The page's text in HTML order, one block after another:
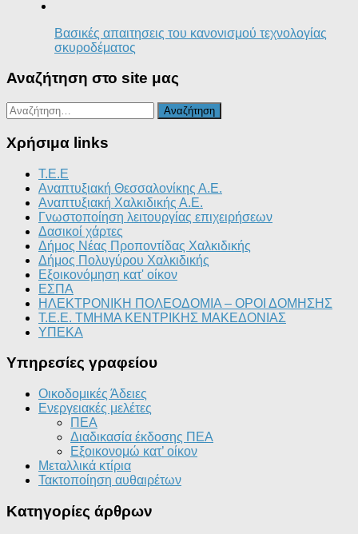
Βασικές απαιτησεις του κανονισμού τεχνολογίας
σκυροδέματος
Αναζήτηση στο site μας
Αναζήτηση
για:
Χρήσιμα links
T.E.E
Αναπτυξιακή Θεσσαλονίκης Α.Ε.
Αναπτυξιακή Χαλκιδικής Α.Ε.
Γνωστοποίηση λειτουργίας επιχειρήσεων
Δασικοί χάρτες
Δήμος Νέας Προποντίδας Χαλκιδικής
Δήμος Πολυγύρου Χαλκιδικής
Εξοικονόμηση κατ' οίκον
ΕΣΠΑ
ΗΛΕΚΤΡΟΝΙΚΗ ΠΟΛΕΟΔΟΜΙΑ – ΟΡΟΙ ΔΟΜΗΣΗΣ
Τ.Ε.Ε. ΤΜΗΜΑ ΚΕΝΤΡΙΚΗΣ ΜΑΚΕΔΟΝΙΑΣ
ΥΠΕΚΑ
Υπηρεσίες γραφείου
Οικοδομικές Άδειες
Ενεργειακές μελέτες
ΠΕΑ
Διαδικασία έκδοσης ΠΕΑ
Εξοικονομώ κατ’ οίκoν
Μεταλλικά κτίρια
Τακτοποίηση αυθαιρέτων
Κατηγορίες άρθρων